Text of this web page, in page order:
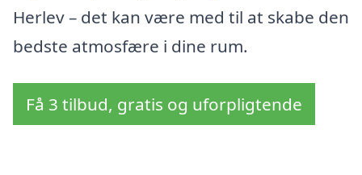
Herlev – det kan være med til at skabe den
bedste atmosfære i dine rum.
Få 3 tilbud, gratis og uforpligtende